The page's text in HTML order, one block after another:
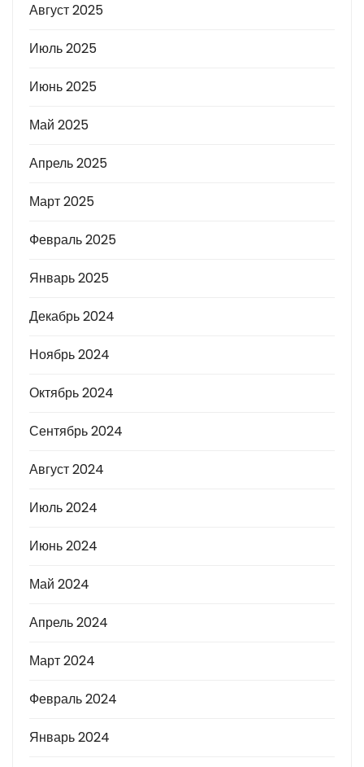
Август 2025
Июль 2025
Июнь 2025
Май 2025
Апрель 2025
Март 2025
Февраль 2025
Январь 2025
Декабрь 2024
Ноябрь 2024
Октябрь 2024
Сентябрь 2024
Август 2024
Июль 2024
Июнь 2024
Май 2024
Апрель 2024
Март 2024
Февраль 2024
Январь 2024